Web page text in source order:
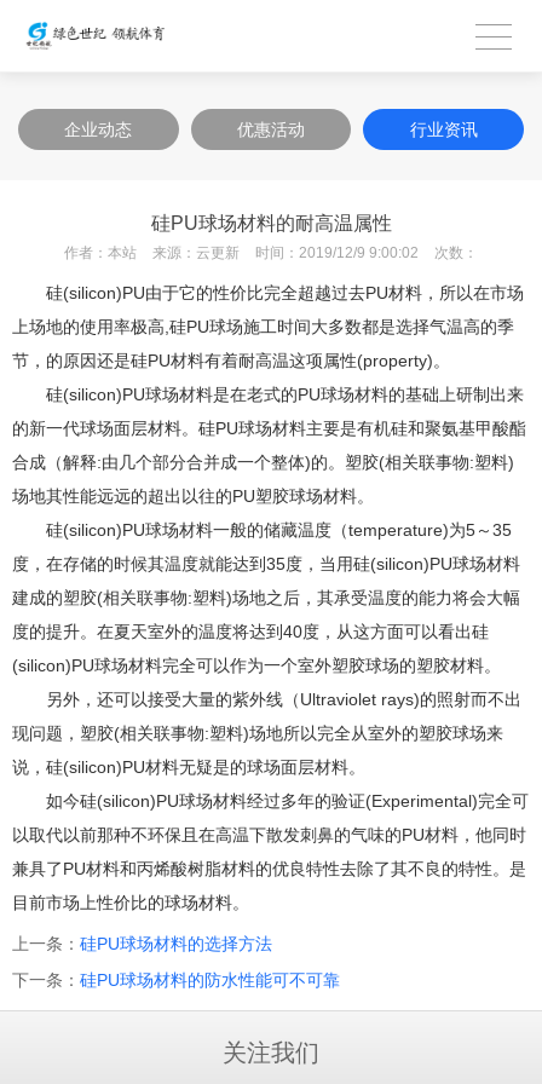
企业动态 优惠活动 行业资讯
硅PU球场材料的耐高温属性
作者： 本站 来源： 云更新 时间： 2019/12/9 9:00:02 次数：
硅(silicon)PU由于它的性价比完全超越过去PU材料，所以在市场
上场地的使用率极高,硅PU球场施工时间大多数都是选择气温高的季
节，的原因还是硅PU材料有着耐高温这项属性(property)。
硅(silicon)PU球场材料是在老式的PU球场材料的基础上研制出来
的新一代球场面层材料。硅PU球场材料主要是有机硅和聚氨基甲酸酯
合成（解释:由几个部分合并成一个整体)的。塑胶(相关联事物:塑料)
场地其性能远远的超出以往的PU塑胶球场材料。
硅(silicon)PU球场材料一般的储藏温度（temperature)为5～35
度，在存储的时候其温度就能达到35度，当用硅(silicon)PU球场材料
建成的塑胶(相关联事物:塑料)场地之后，其承受温度的能力将会大幅
度的提升。在夏天室外的温度将达到40度，从这方面可以看出硅
(silicon)PU球场材料完全可以作为一个室外塑胶球场的塑胶材料。
另外，还可以接受大量的紫外线（Ultraviolet rays)的照射而不出
现问题，塑胶(相关联事物:塑料)场地所以完全从室外的塑胶球场来
说，硅(silicon)PU材料无疑是的球场面层材料。
如今硅(silicon)PU球场材料经过多年的验证(Experimental)完全可
以取代以前那种不环保且在高温下散发刺鼻的气味的PU材料，他同时
兼具了PU材料和丙烯酸树脂材料的优良特性去除了其不良的特性。是
目前市场上性价比的球场材料。
上一条： 硅PU球场材料的选择方法
下一条： 硅PU球场材料的防水性能可不可靠
关注我们